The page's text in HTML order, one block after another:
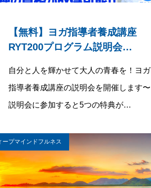
【無料】ヨガ指導者養成講座
RYT200プログラム説明会
自分と人を輝かせて大人の青春を！ヨガ
指導者養成講座の説明会を開催します〜
説明会に参加すると5つの特典が…
ープマインドフルネス